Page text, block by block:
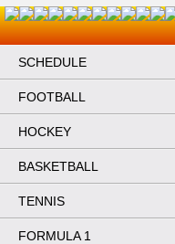
SCHEDULE
FOOTBALL
HOCKEY
BASKETBALL
TENNIS
FORMULA 1